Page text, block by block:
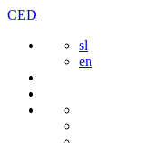
Preskoči
vsebine
CED
sl
en